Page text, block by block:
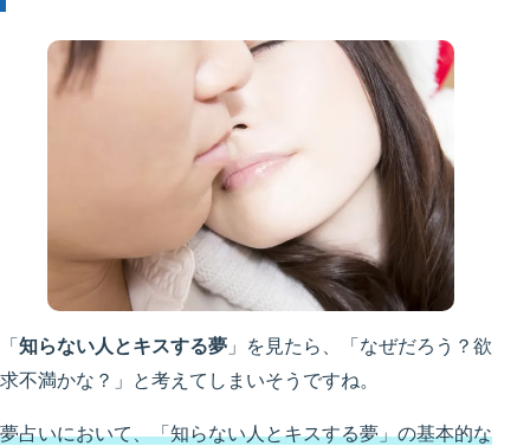
「 知らない人とキスする夢 」を見たら、「なぜだろう？欲
求不満かな？」と考えてしまいそうですね。
夢占いにおいて、「知らない人とキスする夢」の基本的な